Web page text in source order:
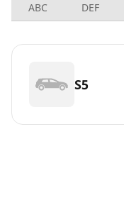
ABC DEF
S5